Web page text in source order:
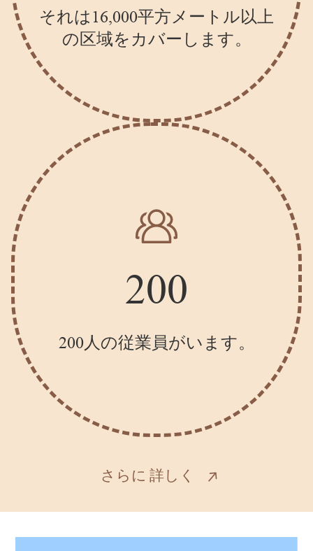
それは16,000平方メートル以上
の区域をカバーします。
200
200人の従業員がいます。
さらに 詳しく
さらに詳しく